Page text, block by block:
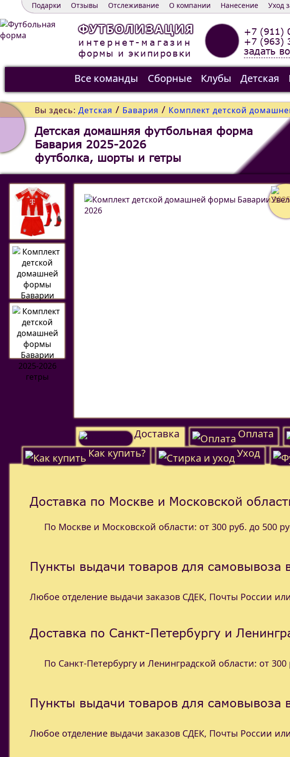
Уход
Нанесение
О компании
Отслеживание
Отзывы
Подарки
ФУТБОЛИЗАЦИЯ
интернет-магазин
формы и экипировки
+7 (911)
+7 (963)
задать
Все команды Сборные Клубы Детская
Распродажа
Контакты
Вы здесь: Детская / Бавария / Комплект детской
Детская домашняя футбольная форма
Бавария 2025-2026
футболка, шорты и гетры
Доставка Оплата
Как купить?
Уход
Доставка по Москве и Московской
По Москве и Московской области: от 300 руб. до 500
Пункты выдачи товаров для самовывоза
Любое отделение выдачи заказов СДЕК, Почты России
Доставка по Санкт-Петербургу и
По Санкт-Петербургу и Ленинградской области: от
Пункты выдачи товаров для самовывоза
Любое отделение выдачи заказов СДЕК, Почты России